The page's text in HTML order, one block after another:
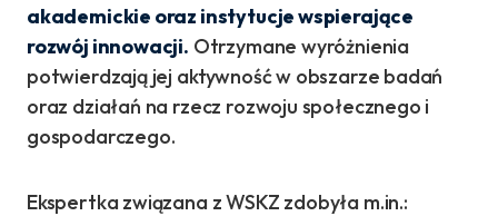
akademickie oraz instytucje wspierające
rozwój innowacji. Otrzymane wyróżnienia
potwierdzają jej aktywność w obszarze badań
oraz działań na rzecz rozwoju społecznego i
gospodarczego.
Ekspertka związana z WSKZ zdobyła m.in.: